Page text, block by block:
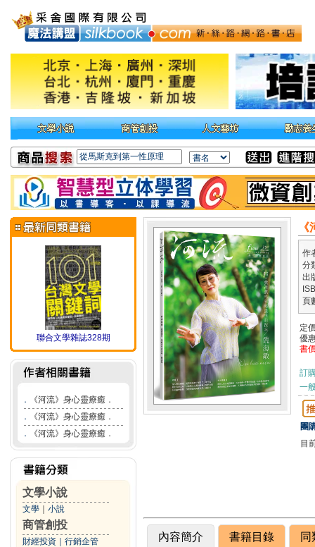
聯合文學雜誌328期
．
《河流》身心靈療癒．
．
《河流》身心靈療癒．
．
《河流》身心靈療癒．
文學小說
文學 小說
商管創投
財經投資 行銷企管
作
分
出
頁
定
優
書
訂
一
團
目
內容簡介 書籍目錄 同